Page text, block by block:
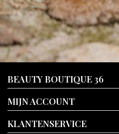
BEAUTY BOUTIQUE 36
MIJN ACCOUNT
KLANTENSERVICE